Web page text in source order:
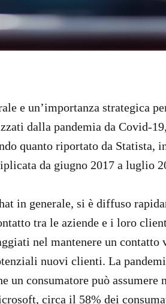
e un’importanza strategica
dalla pandemia da Covid-
quanto riportato da
da giugno 2017 a luglio
in generale, si è diffuso
tra le aziende e i loro
nel mantenere un
nuovi clienti. La
un consumatore può
circa il 58% dei